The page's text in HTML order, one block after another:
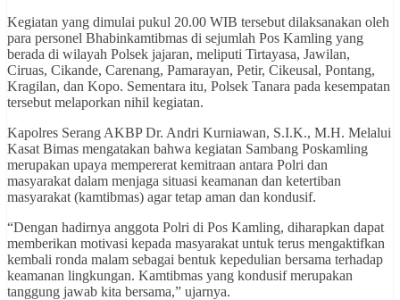
Kegiatan yang dimulai pukul 20.00 WIB tersebut dilaksanakan oleh
para personel Bhabinkamtibmas di sejumlah Pos Kamling yang
berada di wilayah Polsek jajaran, meliputi Tirtayasa, Jawilan,
Ciruas, Cikande, Carenang, Pamarayan, Petir, Cikeusal, Pontang,
Kragilan, dan Kopo. Sementara itu, Polsek Tanara pada kesempatan
tersebut melaporkan nihil kegiatan.
Kapolres Serang AKBP Dr. Andri Kurniawan, S.I.K., M.H. Melalui
Kasat Bimas mengatakan bahwa kegiatan Sambang Poskamling
merupakan upaya mempererat kemitraan antara Polri dan
masyarakat dalam menjaga situasi keamanan dan ketertiban
masyarakat (kamtibmas) agar tetap aman dan kondusif.
“Dengan hadirnya anggota Polri di Pos Kamling, diharapkan dapat
memberikan motivasi kepada masyarakat untuk terus mengaktifkan
kembali ronda malam sebagai bentuk kepedulian bersama terhadap
keamanan lingkungan. Kamtibmas yang kondusif merupakan
tanggung jawab kita bersama,” ujarnya.